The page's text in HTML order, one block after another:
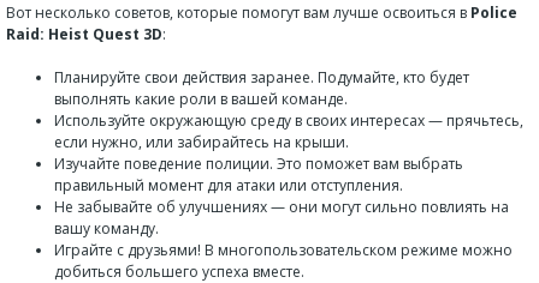
Вот несколько советов, которые помогут вам лучше освоиться в Police
Raid: Heist Quest 3D:
Планируйте свои действия заранее. Подумайте, кто будет
выполнять какие роли в вашей команде.
Используйте окружающую среду в своих интересах — прячьтесь,
если нужно, или забирайтесь на крыши.
Изучайте поведение полиции. Это поможет вам выбрать
правильный момент для атаки или отступления.
Не забывайте об улучшениях — они могут сильно повлиять на
вашу команду.
Играйте с друзьями! В многопользовательском режиме можно
добиться большего успеха вместе.